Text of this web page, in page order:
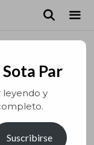
Par
leyendo y
Suscribirse